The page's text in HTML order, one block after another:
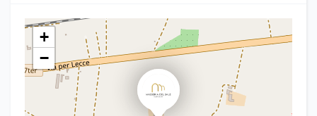
+
−